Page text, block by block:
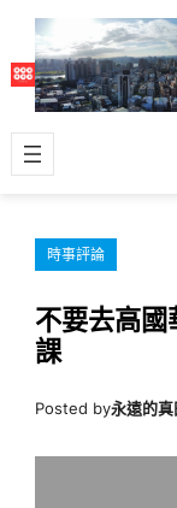
主
容
時事評論
不要去高國
課
Posted by永遠的